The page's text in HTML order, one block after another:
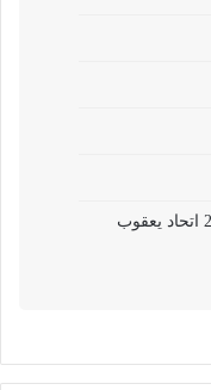
نتيجة المباراة : الوداد الرياضي 1 - 2 اتحاد يعقوب